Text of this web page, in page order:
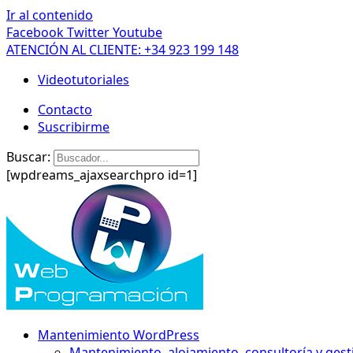
Ir al contenido
FacebookTwitterYoutube
ATENCIÓN AL CLIENTE: +34 923 199 148
Videotutoriales
Contacto
Suscribirme
Buscar:
[wpdreams_ajaxsearchpro id=1]
Mantenimiento WordPress